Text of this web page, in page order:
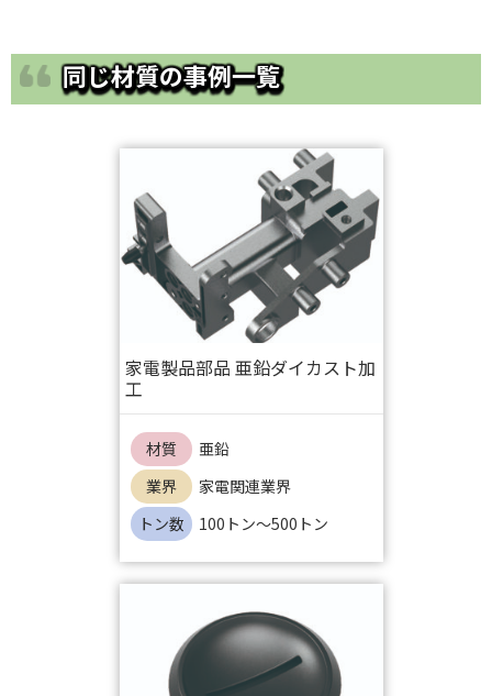
同じ材質の事例一覧
家電製品部品 亜鉛ダイカスト加
工
材質
亜鉛
業界
家電関連業界
トン数
100トン～500トン